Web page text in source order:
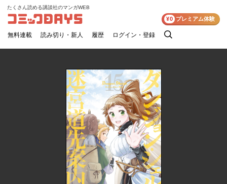
コミックDAYS
たくさん読める講談社のマンガWEB
無料連載 読み切り・新人 履歴 ログイン・登録
検
¥0 プレミアム体験